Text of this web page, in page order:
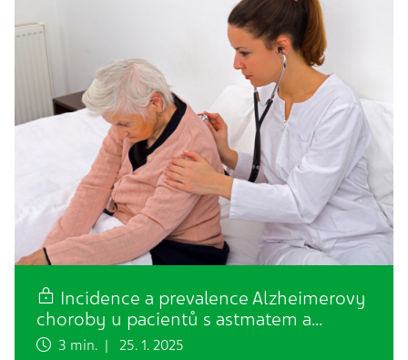
Incidence a prevalence Alzheimerovy
choroby u pacientů s astmatem a…
3 min. | 25. 1. 2025